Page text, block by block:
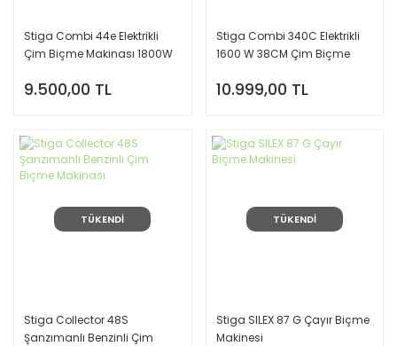
Stiga Combi 44e Elektrikli
Çim Biçme Makinası 1800W
9.500,00 TL
Stiga Combi 340C Elektrikli
1600 W 38CM Çim Biçme
10.999,00 TL
TÜKENDİ
Stiga Collector 48S
Şanzımanlı Benzinli Çim
TÜKENDİ
Stiga SILEX 87 G Çayır Biçme
Makinesi